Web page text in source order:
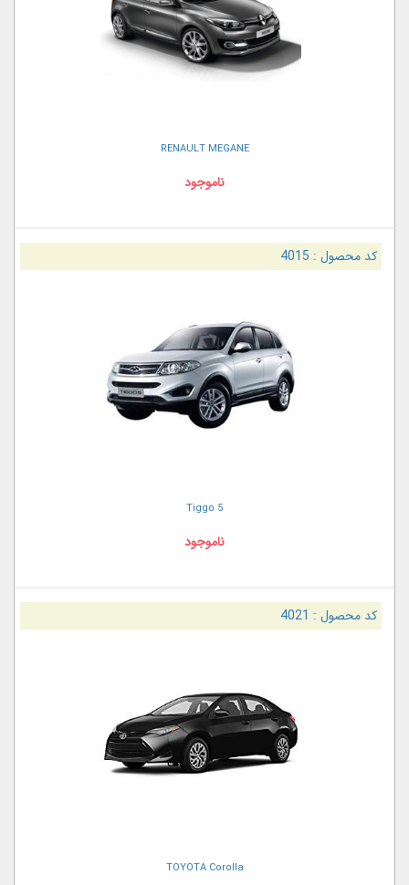
RENAULT MEGANE
ناموجود
کد محصول : 4015
Tiggo 5
ناموجود
کد محصول : 4021
TOYOTA Corolla